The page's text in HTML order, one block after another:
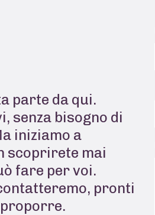
parte da qui.
senza bisogno di
iniziamo a
scoprirete mai
fare per voi.
pronti
proporre.